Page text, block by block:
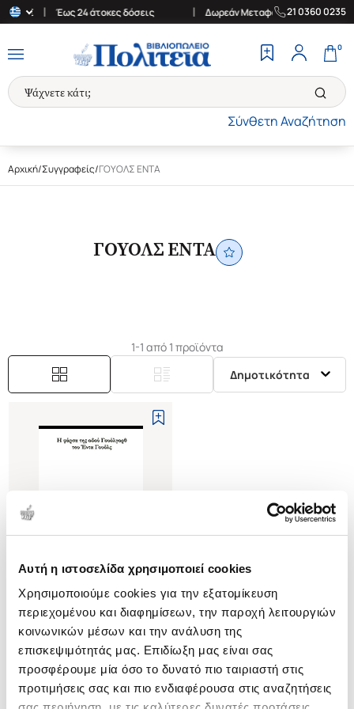
Αυτή η ιστοσελίδα χρησιμοποιεί cookies
Χρησιμοποιούμε cookies για την εξατομίκευση
περιεχομένου και διαφημίσεων, την παροχή λειτουργιών
κοινωνικών μέσων και την ανάλυση της
επισκεψιμότητάς μας. Επιδίωξη μας είναι σας
προσφέρουμε μία όσο το δυνατό πιο ταιριαστή στις
προτιμήσεις σας και πιο ενδιαφέρουσα στις αναζητήσεις
30€ Έως 24 άτοκες δόσεις Δωρεάν Μεταφορικά στην21 0360 0235
Σύνθετη Αναζήτηση
0
Αρχική/Συγγραφείς/ΓΟΥΟΛΣ ΕΝΤΑ
ΓΟΥΟΛΣ ΕΝΤΑ
1-1 από 1 προϊόντα
Δημοτικότητα
Εξαντλημένο
(0)
Η ΦΑΡΣΑ ΤΗΣ ΟΔΟΥ
ΓΟΥΟΛΓΟΡΘ
2008-2009 ΑΠΟ ΜΗΧΑΝΗΣ
ΘΕΑΤΡΟ
ΓΟΥΟΛΣ ΕΝΤΑ
Κωδ. Πολιτείας:1683-0000